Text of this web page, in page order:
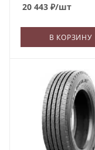
20 443 ₽/шт
В КОРЗИНУ